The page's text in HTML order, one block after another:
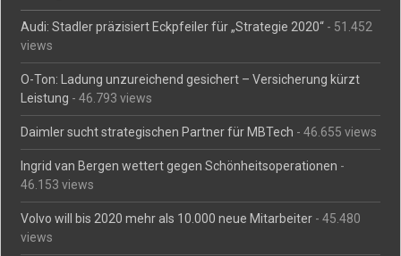
Audi: Stadler präzisiert Eckpfeiler für „Strategie 2020“ - 51.452
views
O-Ton: Ladung unzureichend gesichert – Versicherung kürzt
Leistung - 46.793 views
Daimler sucht strategischen Partner für MBTech - 46.655 views
Ingrid van Bergen wettert gegen Schönheitsoperationen -
46.153 views
Volvo will bis 2020 mehr als 10.000 neue Mitarbeiter - 45.480
views